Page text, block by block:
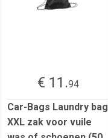
€ 11.94
Car-Bags Laundry bag
XXL zak voor vuile